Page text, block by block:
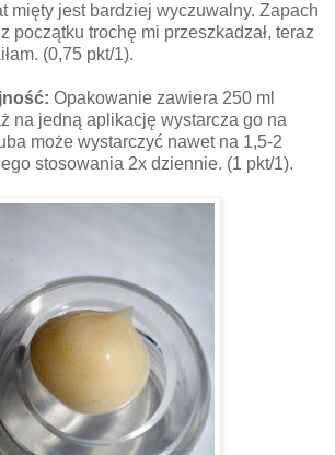
mięty jest bardziej wyczuwalny. Zapach
początku trochę mi przeszkadzał, teraz
(0,75 pkt/1).
Opakowanie zawiera 250 ml
na jedną aplikację wystarcza go na
może wystarczyć nawet na 1,5-2
stosowania 2x dziennie. (1 pkt/1).